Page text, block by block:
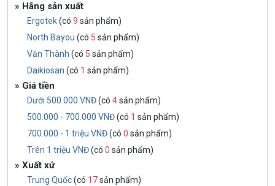
» Hãng sản xuất
Ergotek(có 9 sản phẩm)
North Bayou (có 5 sản phẩm)
Văn Thành (có 5 sản phẩm)
Daikiosan (có 1 sản phẩm)
» Giá tiền
Dưới 500.000 VNĐ(có 4sản phẩm)
500.000 - 700.000 VNĐ(có 1 sản phẩm)
700.000 - 1 triệu VNĐ(có 0 sản phẩm)
Trên 1 triệu VNĐ(có 0 sản phẩm)
» Xuất xứ
Trung Quốc(có 17sản phẩm)